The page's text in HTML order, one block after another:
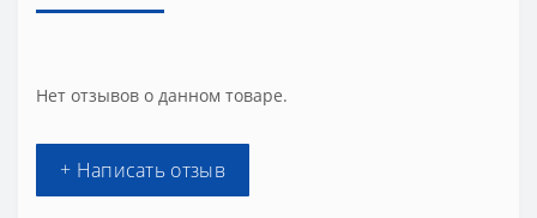
Нет отзывов о данном товаре.
+ Написать отзыв